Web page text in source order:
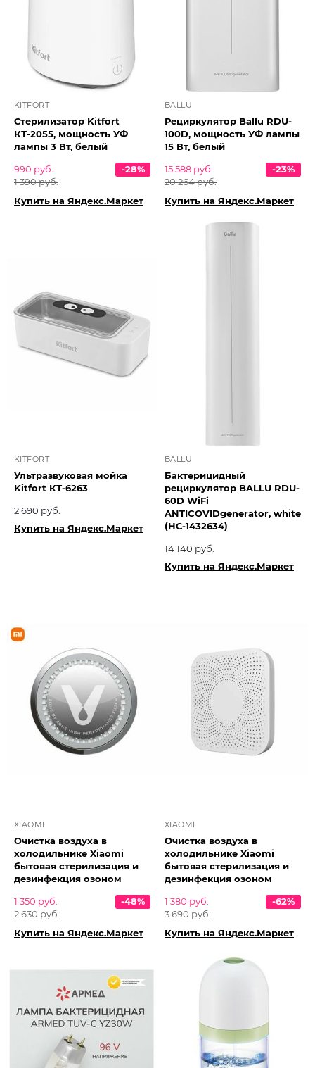
KITFORT
Стерилизатор Kitfort
КТ-2055, мощность УФ
лампы 3 Вт, белый
990 руб.
1 390 руб.
-28%
Купить на Яндекс.Маркет
BALLU
Рециркулятор Ballu RDU-
100D, мощность УФ лампы
15 Вт, белый
15 588 руб.
20 264 руб.
-23%
Купить на Яндекс.Маркет
KITFORT
Ультразвуковая мойка
Kitfort КТ-6263
2 690 руб.
Купить на Яндекс.Маркет
BALLU
Бактерицидный
рециркулятор BALLU RDU-
60D WiFi
ANTICOVIDgenerator, white
(НС-1432634)
14 140 руб.
Купить на Яндекс.Маркет
XIAOMI
Очистка воздуха в
холодильнике Xiaomi
бытовая стерилизация и
дезинфекция озоном
1 350 руб.
2 630 руб.
-48%
Купить на Яндекс.Маркет
XIAOMI
Очистка воздуха в
холодильнике Xiaomi
бытовая стерилизация и
дезинфекция озоном
1 380 руб.
3 690 руб.
-62%
Купить на Яндекс.Маркет